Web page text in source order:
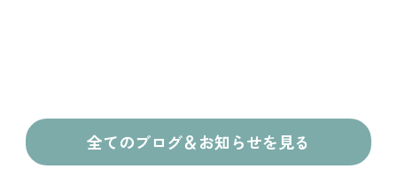
全てのブログ＆お知らせを見る